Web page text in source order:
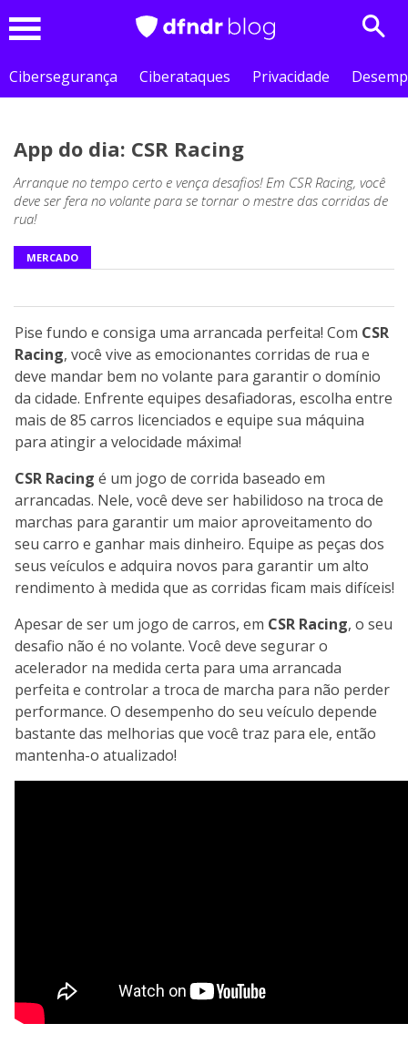
Cibersegurança
Ciberataques Privacidade
App do dia: CSR Racing
Arranque no tempo certo e vença desafios! Em CSR Racing, você
deve ser fera no volante para se tornar o mestre das corridas de
rua!
MERCADO
Pise fundo e consiga uma arrancada perfeita! Com CSR
Racing, você vive as emocionantes corridas de rua e
deve mandar bem no volante para garantir o domínio
da cidade. Enfrente equipes desafiadoras, escolha entre
mais de 85 carros licenciados e equipe sua máquina
para atingir a velocidade máxima!
CSR Racing é um jogo de corrida baseado em
arrancadas. Nele, você deve ser habilidoso na troca de
marchas para garantir um maior aproveitamento do
seu carro e ganhar mais dinheiro. Equipe as peças dos
seus veículos e adquira novos para garantir um alto
rendimento à medida que as corridas ficam mais difíceis!
Apesar de ser um jogo de carros, em CSR Racing, o seu
desafio não é no volante. Você deve segurar o
acelerador na medida certa para uma arrancada
perfeita e controlar a troca de marcha para não perder
performance. O desempenho do seu veículo depende
bastante das melhorias que você traz para ele, então
mantenha-o atualizado!